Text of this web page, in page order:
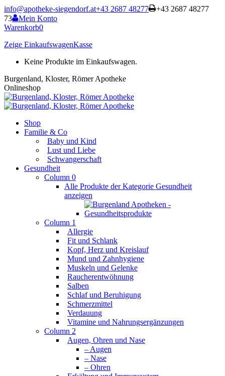
Zum
Inhalt
springen
info@apotheke-siegendorf.at+43 2687 48277
+43 2687 48277
73
Mein Konto
Warenkorb0
Zeige EinkaufswagenKasse
Keine Produkte im Einkaufswagen.
Burgenland, Kloster, Römer Apotheke
Onlineshop
Shop
Familie & Co
Baby und Kind
Lust und Liebe
Schwangerschaft
Gesundheit
Column 0
Alle Produkte der Kategorie Gesundheit
anzeigen
Column 1
Allergie
Fit und Schlank
Kopf, Herz und Kreislauf
Mund und Zahnhygiene
Muskeln und Gelenke
Raucherentwöhnung
Salben
Schlaf und Beruhigung
Schmerzmittel
Verdauung
Vitamine und Nahrungsergänzungen
Column 2
Augen, Ohren und Nase
– Augen
– Nase
– Ohren